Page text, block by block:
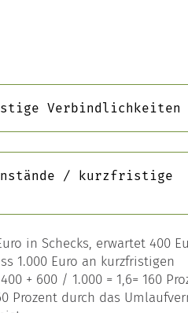
Verbindlichkeiten
/ kurzfristige
in Schecks, erwartet 400
1.000 Euro an kurzfristigen
+ 600 / 1.000 = 1,6= 160
Prozent durch das